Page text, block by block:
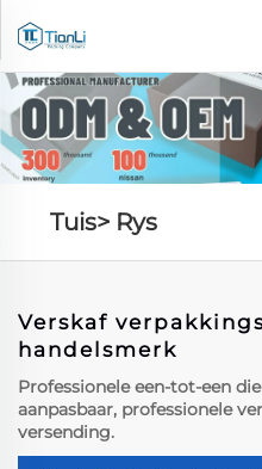
Tuis> Rys
Verskaf
handelsmerk
Professionele een-tot-een
aanpasbaar, professionele
versending.